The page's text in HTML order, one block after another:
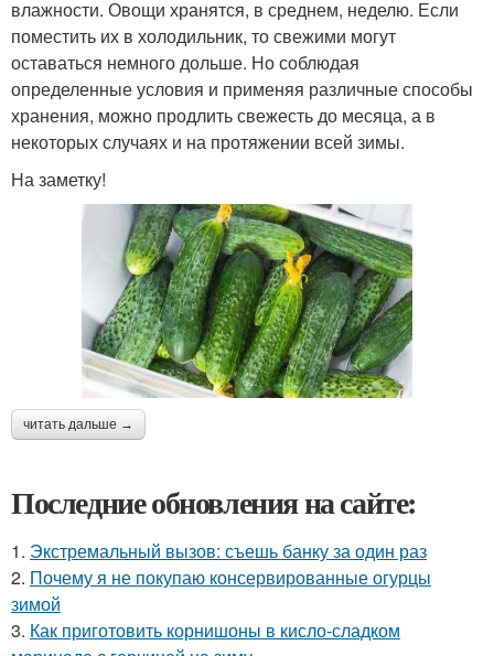
влажности. Овощи хранятся, в среднем, неделю. Если
поместить их в холодильник, то свежими могут
оставаться немного дольше. Но соблюдая
определенные условия и применяя различные способы
хранения, можно продлить свежесть до месяца, а в
некоторых случаях и на протяжении всей зимы.
На заметку!
читать дальше →
Последние обновления на сайте:
1. Экстремальный вызов: съешь банку за один раз
2. Почему я не покупаю консервированные огурцы
зимой
3. Как приготовить корнишоны в кисло-сладком